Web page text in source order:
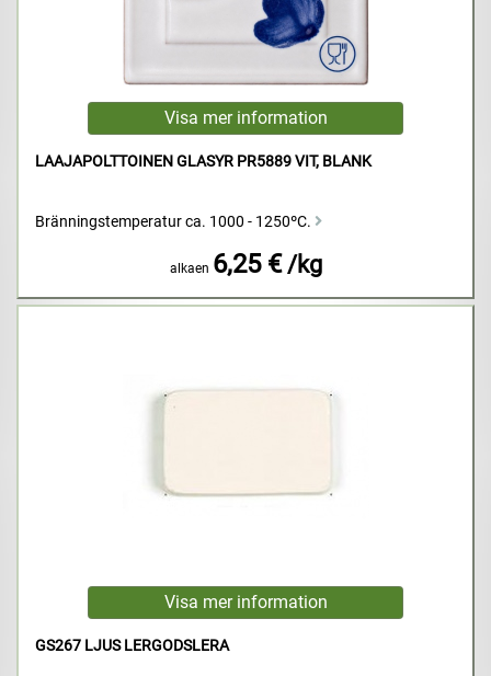
LAAJAPOLTTOINEN GLASYR PR5889 VIT, BLANK
Bränningstemperatur ca. 1000 - 1250ºC.
alkaen 6,25 € /kg
GS267 LJUS LERGODSLERA